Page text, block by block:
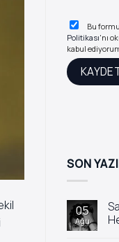
Bu
Politikası'nı
kabul
SON
05
Ağu